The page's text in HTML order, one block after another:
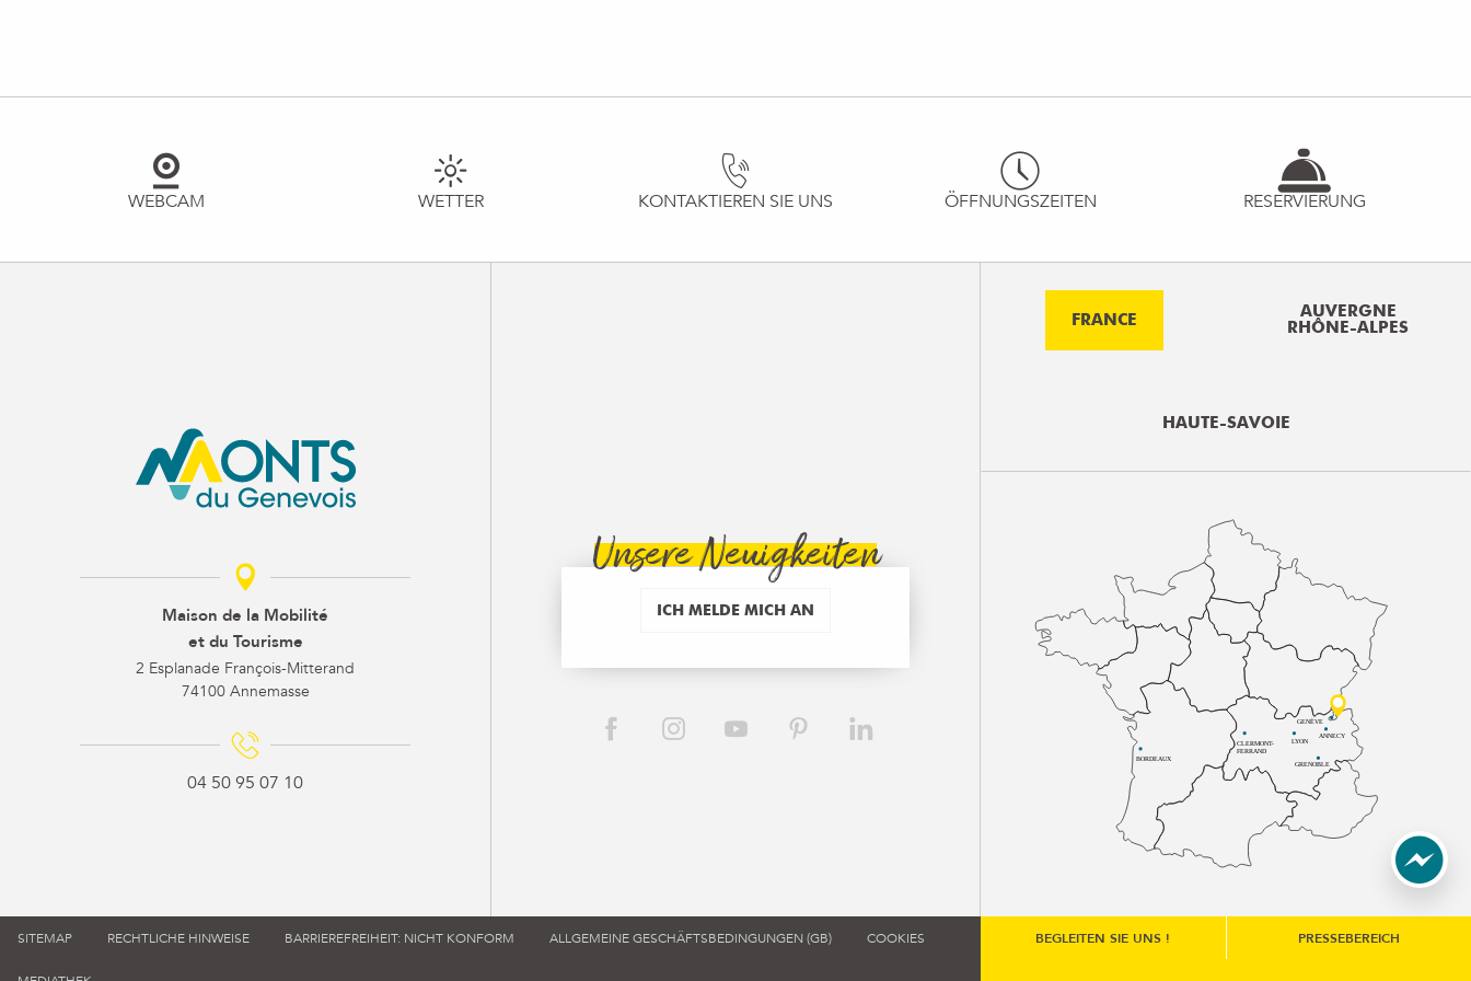
WEBCAM WETTER KONTAKTIEREN SIE UNS ÖFFNUNGSZEITEN RESERVIERUNG
Maison de la Mobilité
et du Tourisme
2 Esplanade François-Mitterand
74100 Annemasse
04 50 95 07 10
Unsere Neuigkeiten
ICH MELDE MICH AN
FRANCE
AUVERGNE
RHÔNE-ALPES
HAUTE-SAVOIE
BORDEAUX
CLERMONT-
FERRAND
LYON
ANNECY
GRENOBLE
GENÈVE
SITEMAP RECHTLICHE HINWEISE BARRIEREFREIHEIT: NICHT KONFORM ALLGEMEINE GESCHÄFTSBEDINGUNGEN (GB) COOKIES BEGLEITEN SIE UNS ! PRESSEBEREICH